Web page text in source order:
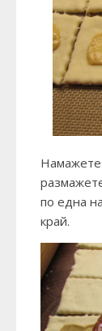
Намажете
по една
край.